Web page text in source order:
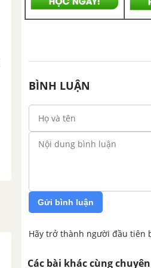
BÌNH LUẬN
Gửi bình luận
Hãy trở thành người đầu tiên
Các bài khác cùng